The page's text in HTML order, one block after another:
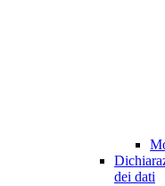
dei dati